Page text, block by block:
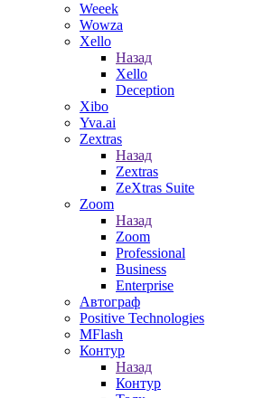
Weeek
Wowza
Xello
Назад
Xello
Deception
Xibo
Yva.ai
Zextras
Назад
Zextras
ZeXtras Suite
Zoom
Назад
Zoom
Professional
Business
Enterprise
Автограф
Positive Technologies
MFlash
Контур
Назад
Контур